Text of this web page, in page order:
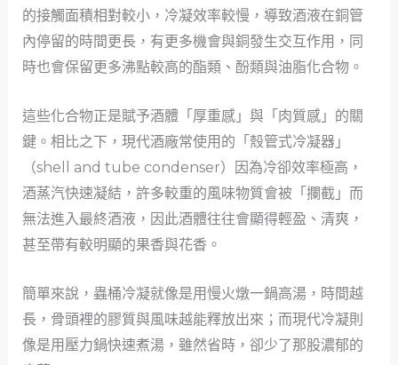
的接觸面積相對較小，冷凝效率較慢，導致酒液在銅管
內停留的時間更長，有更多機會與銅發生交互作用，同
時也會保留更多沸點較高的酯類、酚類與油脂化合物。
這些化合物正是賦予酒體「厚重感」與「肉質感」的關
鍵。相比之下，現代酒廠常使用的「殼管式冷凝器」
（shell and tube condenser）因為冷卻效率極高，
酒蒸汽快速凝結，許多較重的風味物質會被「攔截」而
無法進入最終酒液，因此酒體往往會顯得輕盈、清爽，
甚至帶有較明顯的果香與花香。
簡單來說，蟲桶冷凝就像是用慢火燉一鍋高湯，時間越
長，骨頭裡的膠質與風味越能釋放出來；而現代冷凝則
像是用壓力鍋快速煮湯，雖然省時，卻少了那股濃郁的